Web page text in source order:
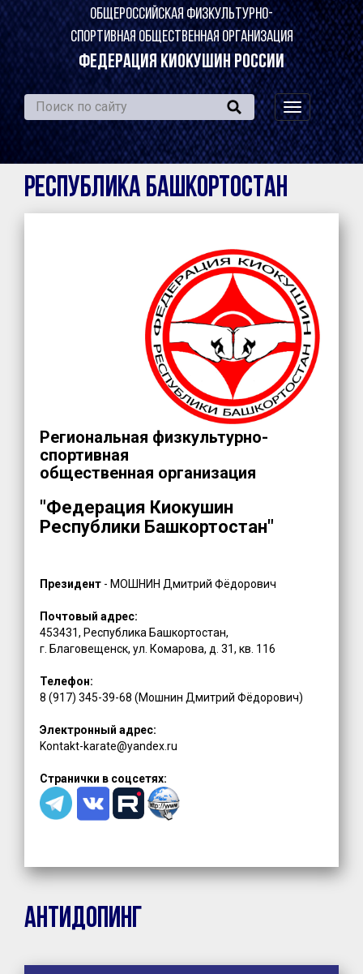
ОБЩЕРОССИЙСКАЯ ФИЗКУЛЬТУРНО-
СПОРТИВНАЯ ОБЩЕСТВЕННАЯ ОРГАНИЗАЦИЯ
ФЕДЕРАЦИЯ КИОКУШИН РОССИИ
навигация
по
сайту
Республика Башкортостан
Региональная физкультурно-
спортивная
общественная организация
"Федерация Киокушин
Республики Башкортостан"
Президент - МОШНИН Дмитрий Фёдорович
Почтовый адрес:
453431, Республика Башкортостан,
г. Благовещенск, ул. Комарова, д. 31, кв. 116
Телефон:
8 (917) 345-39-68 (Мошнин Дмитрий Фёдорович)
Электронный адрес:
Kontakt-karate@yandex.ru
Странички в соцсетях:
Антидопинг